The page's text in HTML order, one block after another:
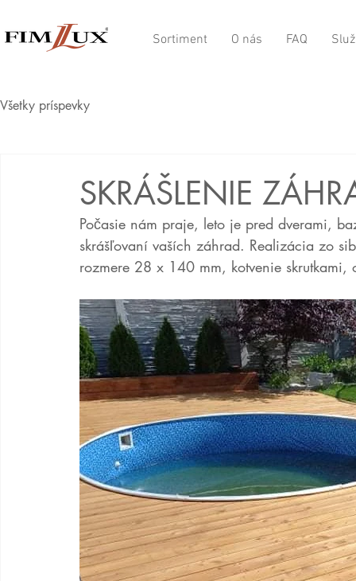
Sortiment O nás FAQ
Všetky príspevky
SKRÁŠLENIE
Počasie nám praje, leto je pred dverami,
skrášľovaní vaších záhrad. Realizácia zo
rozmere 28 x 140 mm, kotvenie